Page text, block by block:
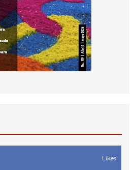
Likes